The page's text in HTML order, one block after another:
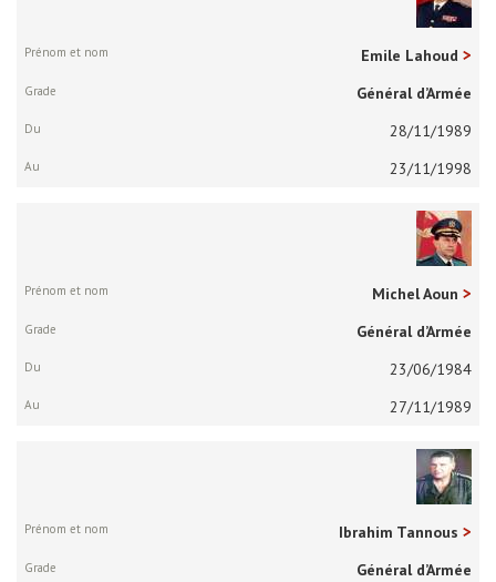
Emile Lahoud
Général d’Armée
28/11/1989
23/11/1998
Michel Aoun
Général d’Armée
23/06/1984
27/11/1989
Ibrahim Tannous
Général d’Armée